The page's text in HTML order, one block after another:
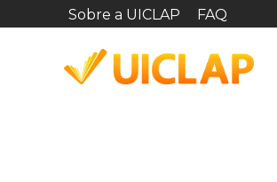
Sobre a UICLAP FAQ